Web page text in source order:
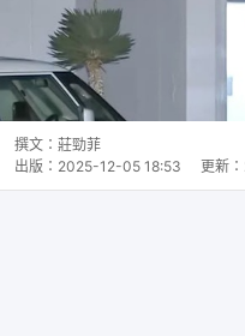
撰文： 莊勁菲
出版： 2025-12-05 18:53 更新：